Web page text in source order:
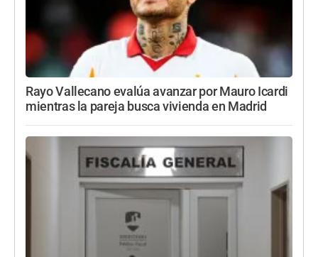
Rayo Vallecano evalúa avanzar por Mauro Icardi
mientras la pareja busca vivienda en Madrid